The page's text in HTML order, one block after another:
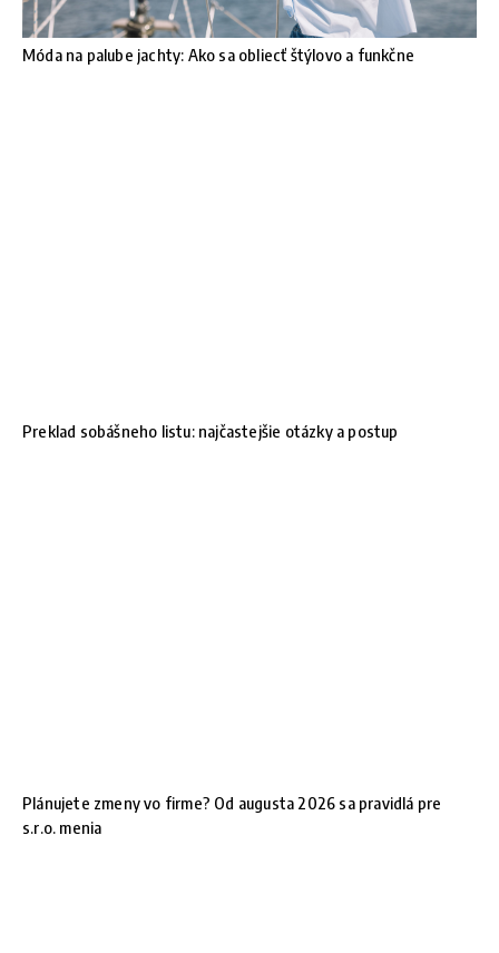
Móda na palube jachty: Ako sa obliecť štýlovo a funkčne
Preklad sobášneho listu: najčastejšie otázky a postup
Plánujete zmeny vo firme? Od augusta 2026 sa pravidlá pre
s.r.o. menia